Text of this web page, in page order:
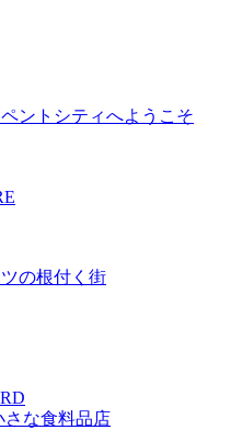
ントシティへようこそ
の根付く街
な食料品店